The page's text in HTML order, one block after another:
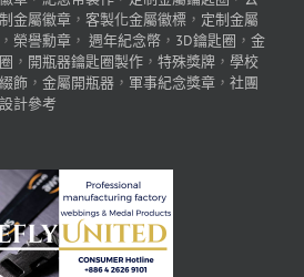
金屬徽章 ， 客製化金屬徽標 ， 定制金屬
， 榮譽勳章 ， 週年紀念幣 ， 3D鑰匙圈 ， 金
， 開瓶器鑰匙圈製作 ， 特殊獎牌 ， 學校
飾 ， 金屬開瓶器 ， 軍事紀念獎章 ， 社團
計參考